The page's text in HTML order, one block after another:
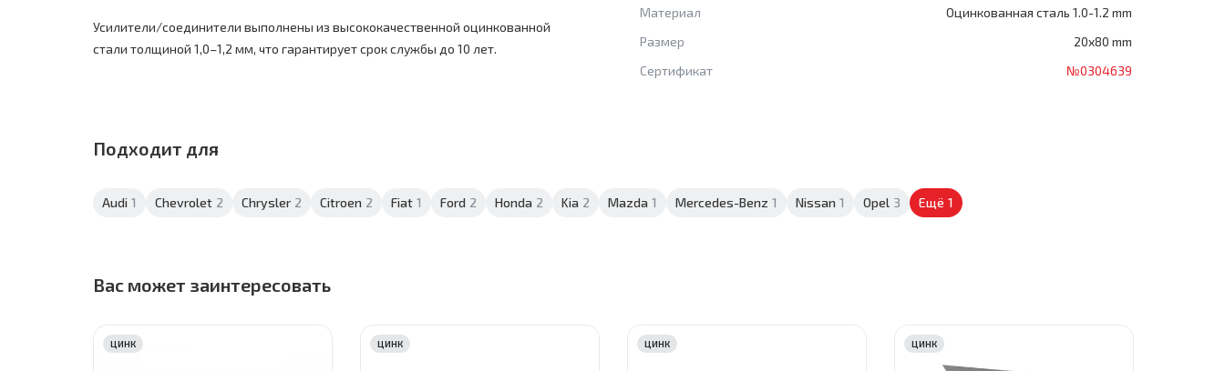
Усилители/соединители выполнены из высококачественной оцинкованной
стали толщиной 1,0–1,2 мм, что гарантирует срок службы до 10 лет.
Материал
Оцинкованная сталь 1.0-1.2 mm
Размер
20x80 mm
Сертификат
№0304639
Подходит для
Audi 1 Chevrolet 2 Chrysler 2 Citroen 2 Fiat 1 Ford 2 Honda 2 Kia 2 Mazda 1 Mercedes-Benz 1 Nissan 1 Opel 3 Ещё 1
Вас может заинтересовать
ЦИНК ЦИНК ЦИНК ЦИНК